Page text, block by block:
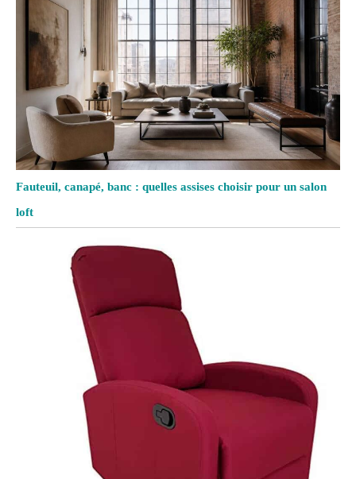
Fauteuil, canapé, banc : quelles assises choisir pour un salon
loft